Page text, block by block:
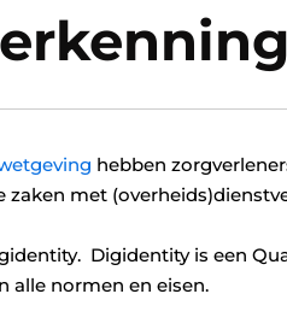
hebben
met
Digidentity is een
alle normen en eisen.